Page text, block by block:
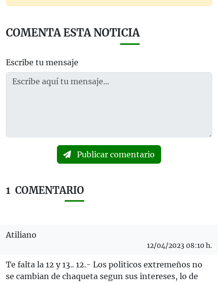
COMENTA ESTA NOTICIA
Escribe tu mensaje
Publicar comentario
1 COMENTARIO
Atiliano
12/04/2023 08:10 h.
Te falta la 12 y 13.. 12.- Los politicos extremeños no
se cambian de chaqueta segun sus intereses, lo de